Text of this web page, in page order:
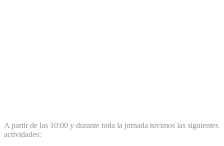
A partir de las 10:00 y durante toda la jornada tuvimos las siguientes
actividades: